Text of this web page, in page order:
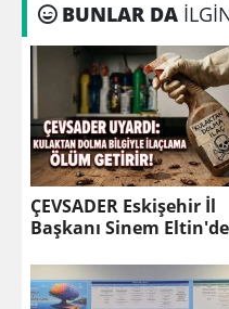
BUNLAR DA
ÇEVSADER Eskişehir İl
Başkanı Sinem
Dolma Bilgiyle
Ölüm Getirir